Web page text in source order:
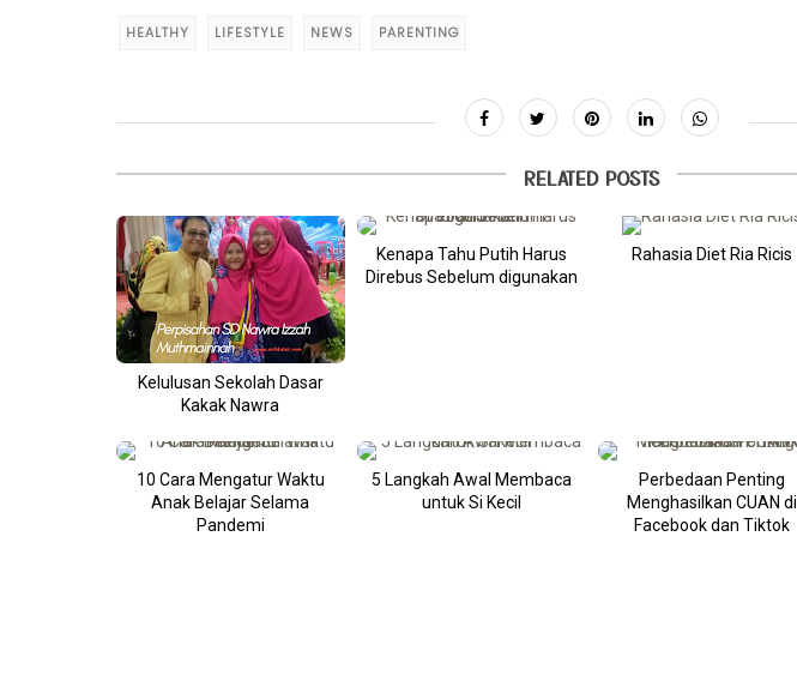
HEALTHY LIFESTYLE NEWS PARENTING
RELATED POSTS
Kelulusan Sekolah Dasar
Kakak Nawra
Kenapa Tahu Putih Harus
Direbus Sebelum digunakan
Rahasia Diet Ria Ricis
10 Cara Mengatur Waktu
Anak Belajar Selama
Pandemi
5 Langkah Awal Membaca
untuk Si Kecil
Perbedaan Penting
Menghasilkan CUAN di
Facebook dan Tiktok